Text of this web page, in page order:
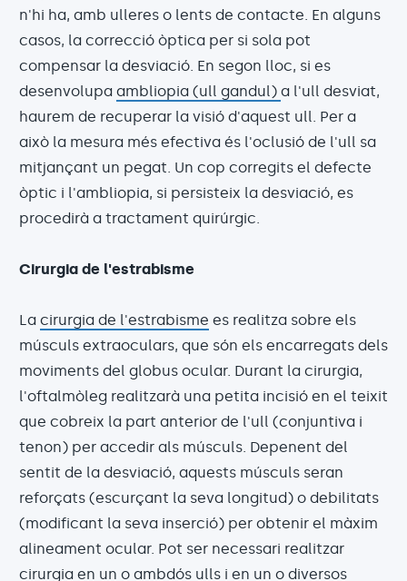
n'hi ha, amb ulleres o lents de contacte. En alguns
casos, la correcció òptica per si sola pot
compensar la desviació. En segon lloc, si es
desenvolupa ambliopia (ull gandul) a l'ull desviat,
haurem de recuperar la visió d'aquest ull. Per a
això la mesura més efectiva és l'oclusió de l'ull sa
mitjançant un pegat. Un cop corregits el defecte
òptic i l'ambliopia, si persisteix la desviació, es
procedirà a tractament quirúrgic.
Cirurgia de l'estrabisme
La cirurgia de l'estrabisme es realitza sobre els
músculs extraoculars, que són els encarregats dels
moviments del globus ocular. Durant la cirurgia,
l'oftalmòleg realitzarà una petita incisió en el teixit
que cobreix la part anterior de l'ull (conjuntiva i
tenon) per accedir als músculs. Depenent del
sentit de la desviació, aquests músculs seran
reforçats (escurçant la seva longitud) o debilitats
(modificant la seva inserció) per obtenir el màxim
alineament ocular. Pot ser necessari realitzar
cirurgia en un o ambdós ulls i en un o diversos